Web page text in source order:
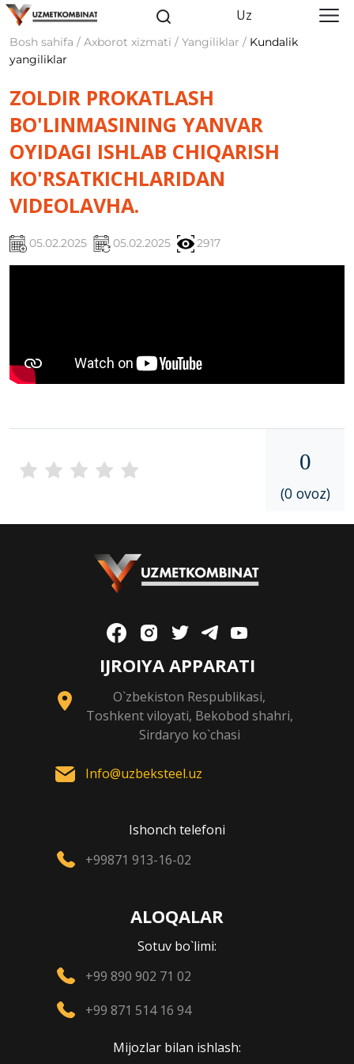
Uz
Bosh sahifa / Axborot xizmati / Yangiliklar / Kundalik
yangiliklar
ZOLDIR PROKATLASH
BO'LINMASINING YANVAR
OYIDAGI ISHLAB CHIQARISH
KO'RSATKICHLARIDAN
VIDEOLAVHA.
05.02.2025 05.02.2025 2917
0
(0 ovoz)
IJROIYA APPARATI
O`zbekiston Respublikasi,
Toshkent viloyati, Bekobod shahri,
Sirdaryo ko`chasi
Info@uzbeksteel.uz
Ishonch telefoni
+99871 913-16-02
ALOQALAR
Sotuv bo`limi:
+99 890 902 71 02
+99 871 514 16 94
Mijozlar bilan ishlash: